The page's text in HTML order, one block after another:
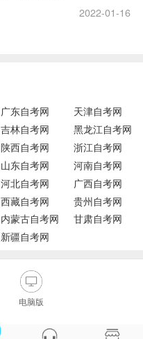
2022-01-16
广东自考网
天津自考网
吉林自考网
黑龙江自考网
陕西自考网
浙江自考网
山东自考网
河南自考网
河北自考网
广西自考网
西藏自考网
贵州自考网
内蒙古自考网
甘肃自考网
新疆自考网
电脑版